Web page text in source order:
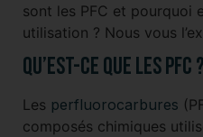
sont les PFC et pourquoi
utilisation ? Nous vous
Qu’est-ce que les PFC ?
Les perfluorocarbures
composés chimiques